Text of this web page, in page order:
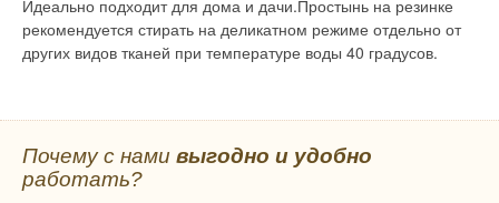
Идеально подходит для дома и дачи.Простынь на резинке
рекомендуется стирать на деликатном режиме отдельно от
других видов тканей при температуре воды 40 градусов.
Почему с нами выгодно и удобно
работать?